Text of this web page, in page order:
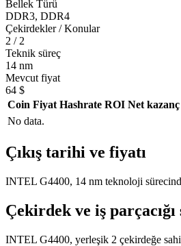
Bellek Türü
DDR3, DDR4
Çekirdekler / Konular
2 / 2
Teknik süreç
14 nm
Mevcut fiyat
64 $
Coin Fiyat Hashrate ROI Net kazanç
No data.
Çıkış tarihi ve fiyatı
INTEL G4400, 14 nm teknoloji
Çekirdek ve iş parçacığı
INTEL G4400, yerleşik 2 çekirdeğe